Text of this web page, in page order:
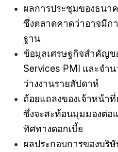
ผลการประชุมของธนา
ซึ่งตลาดคาดว่าอาจมีก
ฐาน
ข้อมูลเศรษฐกิจสำคัญข
Services PMI และจำ
ว่างงานรายสัปดาห์
ถ้อยแถลงของเจ้าหน้า
ซึ่งจะสะท้อนมุมมองต่อ
ทิศทางดอกเบี้ย
ผลประกอบการของบริ